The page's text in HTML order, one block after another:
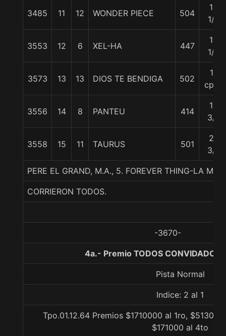
3485 11 12 WONDER PIECE 504
15
1/4
3553 12 6 XEL-HA 447
15
1/4
3573 13 13 DIOS TE BENDIGA 502
17
cpos
3556 14 8 PANTEU 414
18
3/4
3558 15 11 TAURUS 501
20
3/4
PERE EL GRAND, M.A., 5. FOREVER THING-LA
CORRIERON TODOS.
-3670-
4a.- Premio TODOS
Pista Normal
Indice: 2 al 1
Tpo.01.12.64 Premios $1710000 al 1ro,
$171000 al 4to